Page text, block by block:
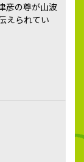
彦の尊が山波
えられてい